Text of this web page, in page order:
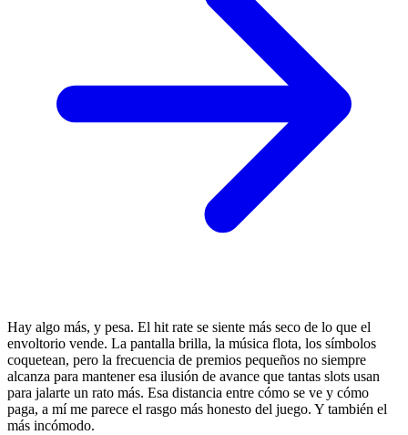
Hay algo más, y pesa. El hit rate se siente más seco de lo que el
envoltorio vende. La pantalla brilla, la música flota, los símbolos
coquetean, pero la frecuencia de premios pequeños no siempre
alcanza para mantener esa ilusión de avance que tantas slots usan
para jalarte un rato más. Esa distancia entre cómo se ve y cómo
paga, a mí me parece el rasgo más honesto del juego. Y también el
más incómodo.